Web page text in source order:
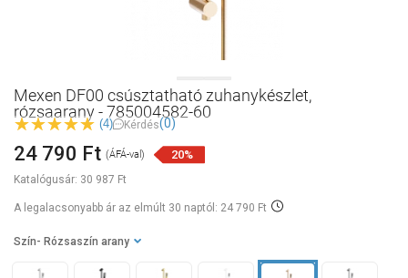
Mexen DF00 csúsztatható zuhanykészlet,
rózsaarany - 785004582-60
(4) Kérdés(0)
Katalógusár: 30 987 Ft
24 790 Ft (ÁFÁ-val) 20%
A legalacsonyabb ár az elmúlt 30 naptól: 24 790 Ft
Szín - Rózsaszín arany